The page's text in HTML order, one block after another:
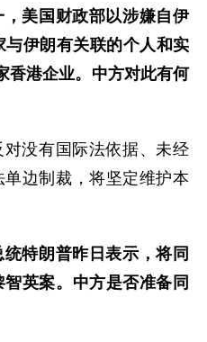
美国财政部以涉嫌自伊
伊朗有关联的个人和实
香港企业。中方对此有何
没有国际法依据、未经
边制裁，将坚定维护本
特朗普昨日表示，将同
英案。中方是否准备同